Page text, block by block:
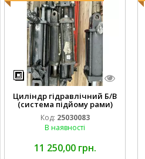
Циліндр гідравлічний Б/В
(система підйому рами)
3X8 87423768
Код: 25030083
В наявності
11 250,00 грн.